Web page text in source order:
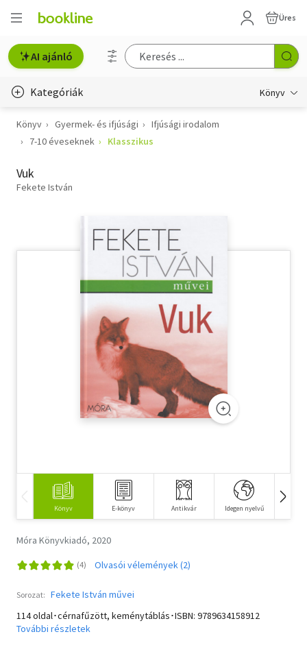
Üres
AI ajánló
Kategóriák Könyv
Életmód, egészség
Gyermek- és ifjúsági
Hobbi, szabadidő
Szótár, nyelvkönyv
Tankönyv, segédkönyv
Természettudomány
Könyv Gyermek- és ifjúsági
Ifjúsági irodalom
7-10 éveseknek
Klasszikus
Vuk
Fekete István
Könyv E-könyv Antikvár Idegen nyelvű
Móra Könyvkiadó, 2020
Olvasói vélemények (2)
Sorozat: Fekete István művei
114 oldal･cérnafűzött, keménytáblás･ISBN: 9789634158912
További részletek